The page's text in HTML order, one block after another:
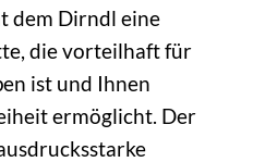
dem Dirndl eine
die vorteilhaft für
ist und Ihnen
ermöglicht. Der